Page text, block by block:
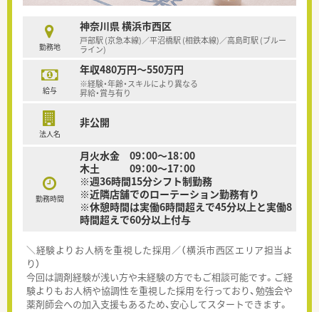
勤務地
神奈川県 横浜市西区
戸部駅 (京急本線)／平沼橋駅 (相鉄本線)／高島町駅 (ブルー
ライン)
給与
年収480万円～550万円
※経験・年齢・スキルにより異なる
昇給・賞与有り
法人名
非公開
勤務時間
月火水金 09：00～18：00
木土 09：00～17：00
※週36時間15分シフト制勤務
※近隣店舗でのローテーション勤務有り
※休憩時間は実働6時間超えで45分以上と実働8
時間超えで60分以上付与
＼経験よりお人柄を重視した採用／（横浜市西区エリア担当よ
り）
今回は調剤経験が浅い方や未経験の方でもご相談可能です。ご経
験よりもお人柄や協調性を重視した採用を行っており、勉強会や
薬剤師会への加入支援もあるため、安心してスタートできます。